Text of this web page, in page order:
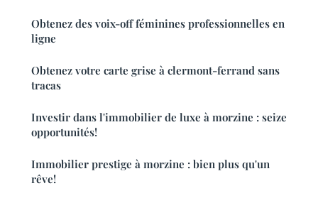
Obtenez des voix-off féminines professionnelles en
ligne
Obtenez votre carte grise à clermont-ferrand sans
tracas
Investir dans l'immobilier de luxe à morzine : seize
opportunités!
Immobilier prestige à morzine : bien plus qu'un
rêve!